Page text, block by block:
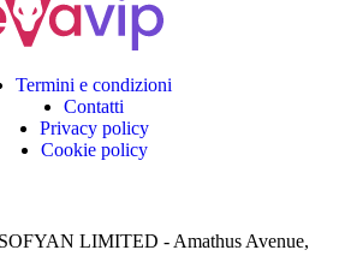
Richiedi accesso
si
Alcuni contenuti non si
Termini e condizioni
Contatti
Privacy policy
Cookie policy
LIMITED - Amathus Avenue,